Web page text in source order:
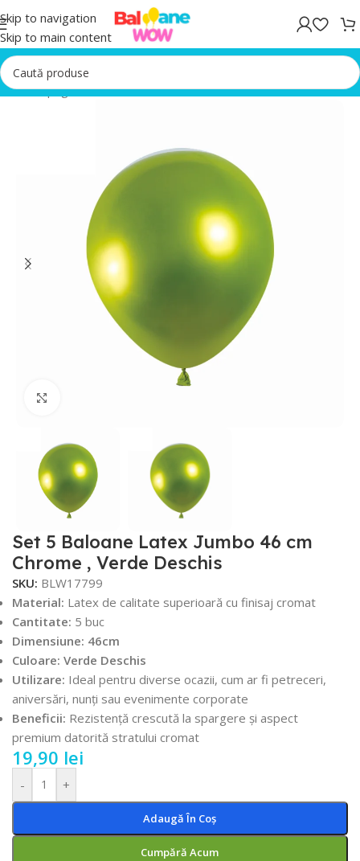
Skip to navigation
Skip to main content
Prima pagină/Baloane latex
Set 5 Baloane Latex Jumbo 46 cm
Chrome , Verde Deschis
SKU: BLW17799
Material: Latex de calitate superioară cu finisaj cromat
Cantitate: 5 buc
Dimensiune: 46cm
Culoare: Verde Deschis
Utilizare: Ideal pentru diverse ocazii, cum ar fi petreceri,
aniversări, nunți sau evenimente corporate
Beneficii: Rezistență crescută la spargere și aspect
premium datorită stratului cromat
19,90 lei
- +
Adaugă În Coș
Cumpără Acum